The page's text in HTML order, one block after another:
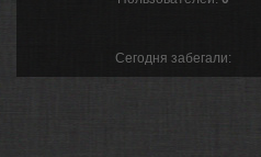
Сегодня забегали: